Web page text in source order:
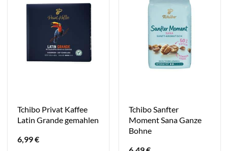
Tchibo Privat Kaffee
Latin Grande gemahlen
6,99€
Tchibo Sanfter
Moment Sana Ganze
Bohne